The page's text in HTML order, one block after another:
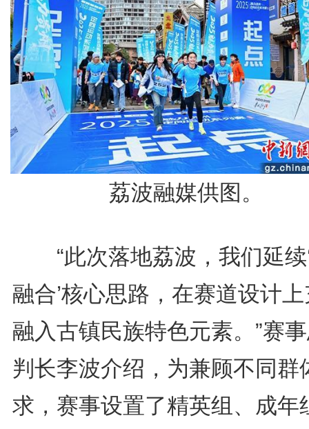
荔波融媒供图。
“此次落地荔波，我们延续
融合’核心思路，在赛道设计
融入古镇民族特色元素。”赛
判长李波介绍，为兼顾不同群
求，赛事设置了精英组、成年